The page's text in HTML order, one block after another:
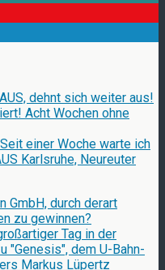
dehnt sich weiter aus!
Acht Wochen ohne
einer Woche warte ich
Karlsruhe, Neureuter
GmbH, durch derart
zu gewinnen?
Tag in der
"Genesis", dem U-Bahn-
Markus Lüpertz